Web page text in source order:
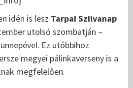
idén is lesz Tarpai Szilvanap
utolsó szombatján –
ünnepével. Ez utóbbihoz
megyei pálinkaverseny is a
megfelelően.